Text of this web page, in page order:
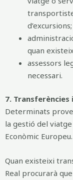
d’excursions;
quan
assessors
necessari.
7.
Determinats
la gestió del
Econòmic Europeu.
Quan existeixi
Real procurarà